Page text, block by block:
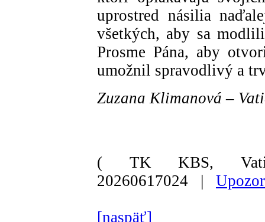
uprostred násilia
všetkých, aby sa
Prosme Pána, aby
umožnil spravodlivý a
Zuzana Klimanová –
( TK KBS,
20260617024 |
[naspäť]